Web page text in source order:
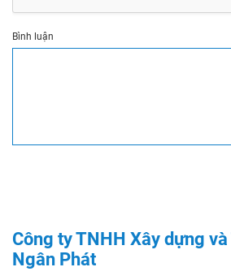
Bình luận
Công ty TNHH Xây dựng
Ngân Phát